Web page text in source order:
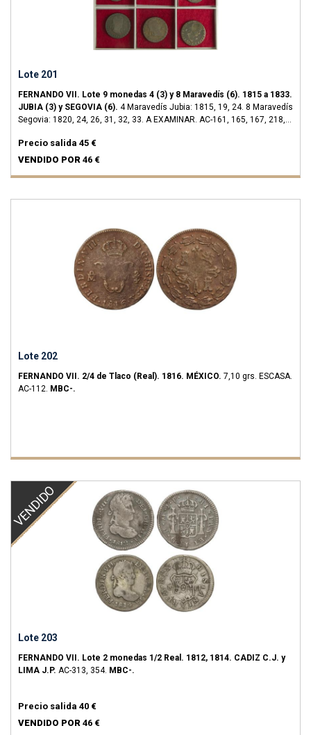
Lote 201
FERNANDO VII. Lote 9 monedas 4 (3) y 8 Maravedís (6). 1815 a 1833.
JUBIA (3) y SEGOVIA (6). 4 Maravedís Jubia: 1815, 19, 24. 8 Maravedís
Segovia: 1820, 24, 26, 31, 32, 33. A EXAMINAR. AC-161, 165, 167, 218,
Precio salida 45 €
VENDIDO POR 46 €
Lote 202
FERNANDO VII. 2/4 de Tlaco (Real). 1816. MÉXICO. 7,10 grs. ESCASA.
AC-112. MBC-.
VENDIDO
Lote 203
FERNANDO VII. Lote 2 monedas 1/2 Real. 1812, 1814. CADIZ C.J. y
LIMA J.P. AC-313, 354. MBC-.
Precio salida 40 €
VENDIDO POR 46 €